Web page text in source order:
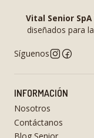
Vital Senior SpA
diseñados para
Síguenos
INFORMACIÓN
Nosotros
Contáctanos